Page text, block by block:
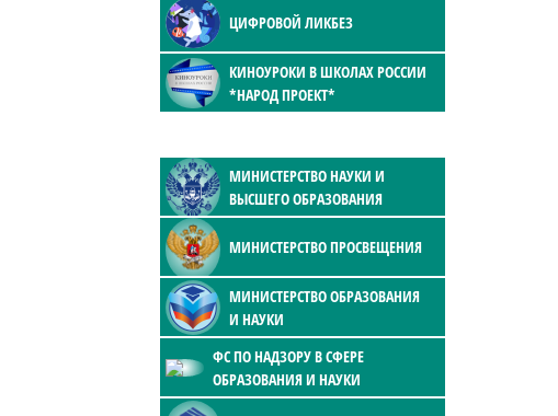
ЦИФРОВОЙ ЛИКБЕЗ
КИНОУРОКИ В ШКОЛАХ РОССИИ
*НАРОД ПРОЕКТ*
МИНИСТЕРСТВО НАУКИ И
ВЫСШЕГО ОБРАЗОВАНИЯ
МИНИСТЕРСТВО ПРОСВЕЩЕНИЯ
МИНИСТЕРСТВО ОБРАЗОВАНИЯ
И НАУКИ
ФС ПО НАДЗОРУ В СФЕРЕ
ОБРАЗОВАНИЯ И НАУКИ